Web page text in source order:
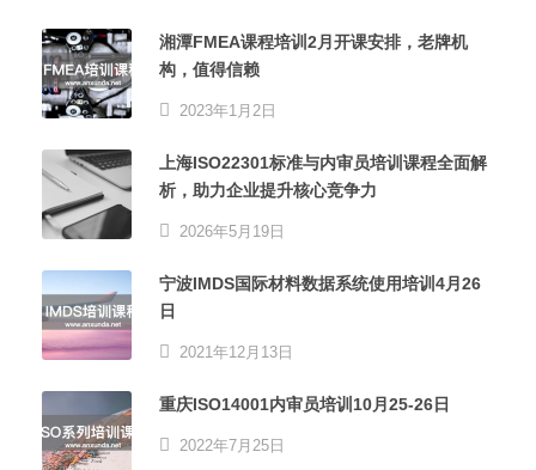
湘潭FMEA课程培训2月开课安排，老牌机
构，值得信赖
2023年1月2日
上海ISO22301标准与内审员培训课程全面解
析，助力企业提升核心竞争力
2026年5月19日
宁波IMDS国际材料数据系统使用培训4月26
日
2021年12月13日
重庆ISO14001内审员培训10月25-26日
2022年7月25日